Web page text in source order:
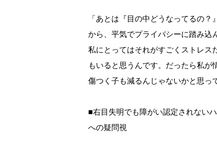
「あとは『目の中どうなってるの
から、平気でプライバシーに踏み込
私にとってはそれがすごくストレス
もいると思うんです。だったら私
傷つく子も減るんじゃないかと思っ
■右目失明でも障がい認定されない
への疑問視